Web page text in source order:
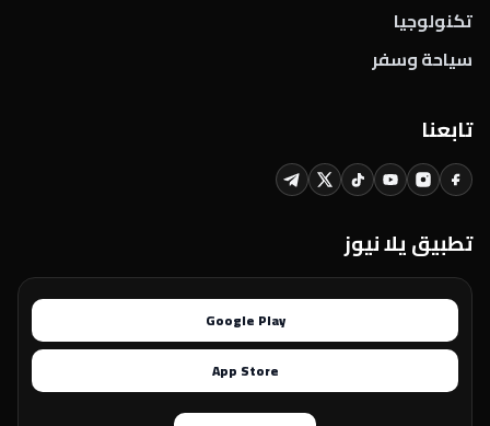
تكنولوجيا
سياحة وسفر
تابعنا
تطبيق يلا نيوز
Google Play
App Store